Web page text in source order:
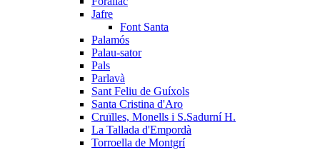
Jafre
Font Santa
Palamós
Palau-sator
Pals
Parlavà
Sant Feliu de Guíxols
Santa Cristina d'Aro
Cruïlles, Monells i S.Sadurní H.
La Tallada d'Empordà
Torroella de Montgrí